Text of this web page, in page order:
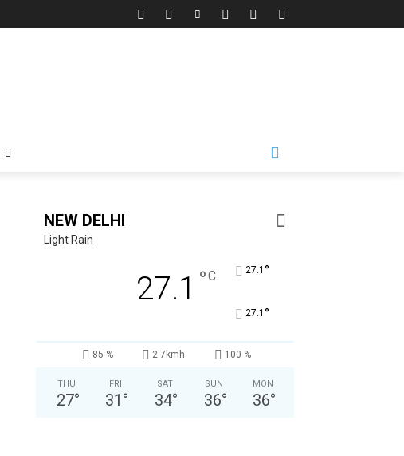
NEW DELHI
Light Rain
27.1 °C 27.1 °
27.1 °
85 % 2.7kmh 100 %
THU
27°
FRI
31 °
SAT
34°
SUN
36°
MON
36°